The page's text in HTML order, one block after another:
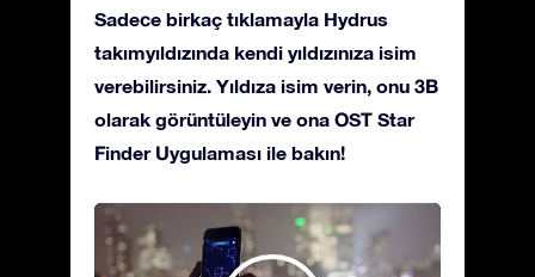
Sadece birkaç tıklamayla Hydrus
takımyıldızında kendi yıldızınıza isim
verebilirsiniz. Yıldıza isim verin, onu 3B
olarak görüntüleyin ve ona OST Star
Finder Uygulaması ile bakın!